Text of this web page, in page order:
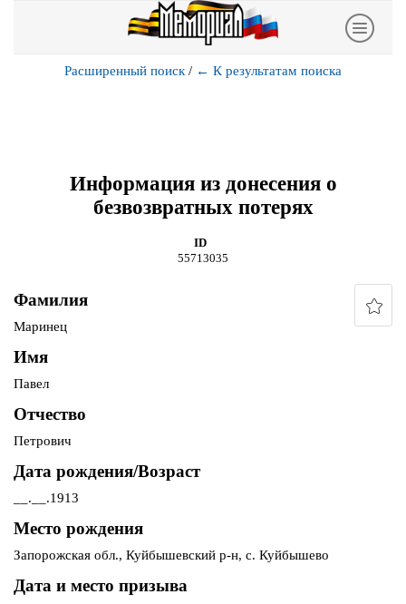
Расширенный поиск / ← К результатам поиска
Информация из донесения о
безвозвратных потерях
ID
55713035
Фамилия
Маринец
Имя
Павел
Отчество
Петрович
Дата рождения/Возраст
__.__.1913
Место рождения
Запорожская обл., Куйбышевский р-н, с. Куйбышево
Дата и место призыва